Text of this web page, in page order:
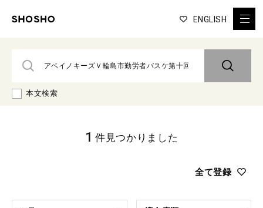
ENGLISH
本文検索
全て登録
1 件見つかりました